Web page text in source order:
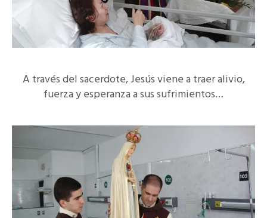
A través del sacerdote, Jesús viene a traer alivio,
fuerza y esperanza a sus sufrimientos…